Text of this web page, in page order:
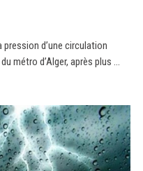
d’une circulation
métro d’Alger, après plus ...